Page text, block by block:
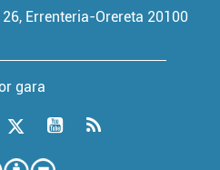
Errenteria-Orereta 20100
gara